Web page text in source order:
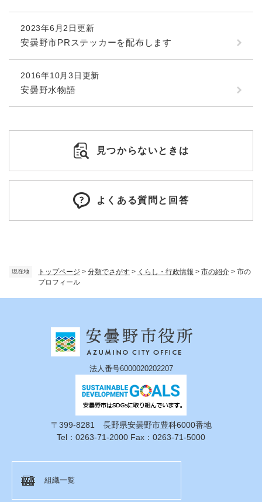
現在地 トップページ > 分類でさがす > くらし・行政情報 > 市の紹介 > 市の
プロフィール
2023年6月2日更新
安曇野市PRステッカーを配布します
2016年10月3日更新
安曇野水物語
見つからないときは
よくある質問と回答
法人番号6000020202207
〒399-8281 長野県安曇野市豊科6000番地
Tel：0263-71-2000 Fax：0263-71-5000
組織一覧